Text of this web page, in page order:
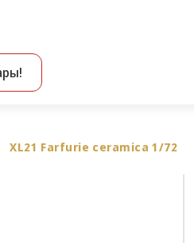
XL21 Farfurie ceramica 1/72